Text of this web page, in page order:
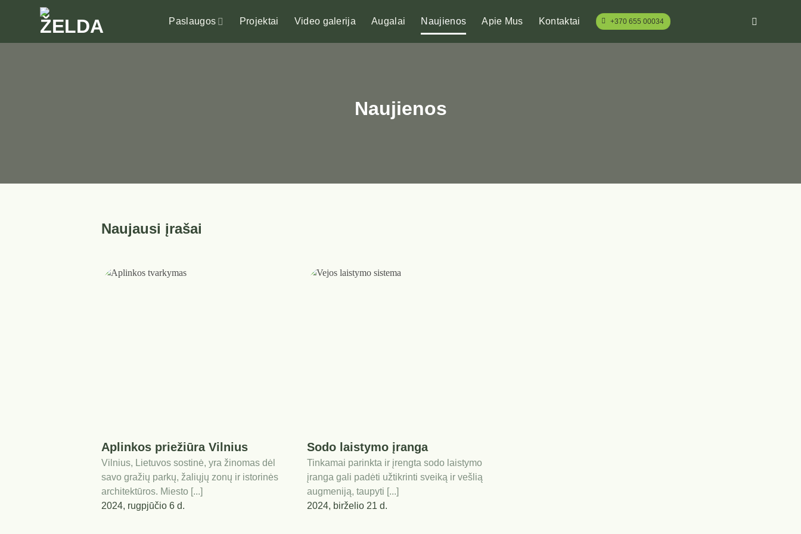
Paslaugos Projektai Video galerija Augalai Naujienos Apie Mus Kontaktai +370 655 00034
Naujienos
Naujausi įrašai
Aplinkos priežiūra Vilnius
Vilnius, Lietuvos sostinė, yra žinomas dėl
savo gražių parkų, žaliųjų zonų ir istorinės
architektūros. Miesto [...]
2024, rugpjūčio 6 d.
Sodo laistymo įranga
Tinkamai parinkta ir įrengta sodo laistymo
įranga gali padėti užtikrinti sveiką ir vešlią
augmeniją, taupyti [...]
2024, birželio 21 d.